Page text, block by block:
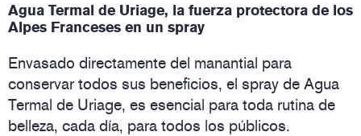
Agua Termal de Uriage, la fuerza protectora de los
Alpes Franceses en un spray
Envasado directamente del manantial para
conservar todos sus beneficios, el spray de Agua
Termal de Uriage, es esencial para toda rutina de
belleza, cada día, para todos los públicos.